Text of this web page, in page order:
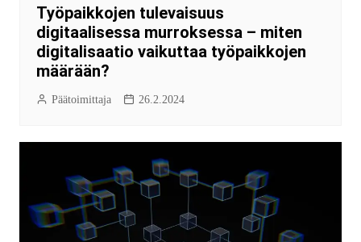
Työpaikkojen tulevaisuus
digitaalisessa murroksessa – miten
digitalisaatio vaikuttaa työpaikkojen
määrään?
Päätoimittaja 26.2.2024